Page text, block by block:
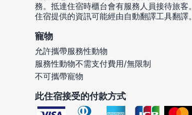
務。抵達住宿時櫃台會有服務人員接待旅客。
住宿提供的資訊可能經由自動翻譯工具翻譯。
寵物
允許攜帶服務性動物
服務性動物不需支付費用/無限制
不可攜帶寵物
此住宿接受的付款方式